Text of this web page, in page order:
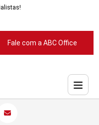
Fale com a ABC Office